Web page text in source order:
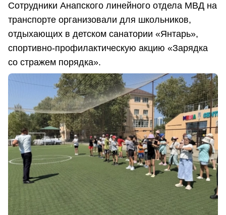
Сотрудники Анапского линейного отдела МВД на
транспорте организовали для школьников,
отдыхающих в детском санатории «Янтарь»,
спортивно-профилактическую акцию «Зарядка
со стражем порядка».